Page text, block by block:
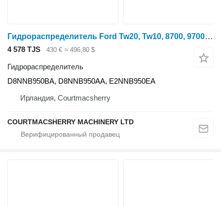
Гидрораспределитель Ford Tw20, Tw10, 8700, 9700 Hydraulic Auxiliary Spool Valve D8nnb950b D8NNB950BA для трактора колесного
4 578 TJS 430 € ≈ 496,80 $
Гидрораспределитель
D8NNB950BA, D8NNB950AA, E2NNB950EA
Ирландия, Courtmacsherry
COURTMACSHERRY MACHINERY LTD